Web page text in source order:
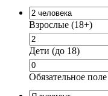
Взрослые (18+)
Дети (до 18)
Обязательное поле